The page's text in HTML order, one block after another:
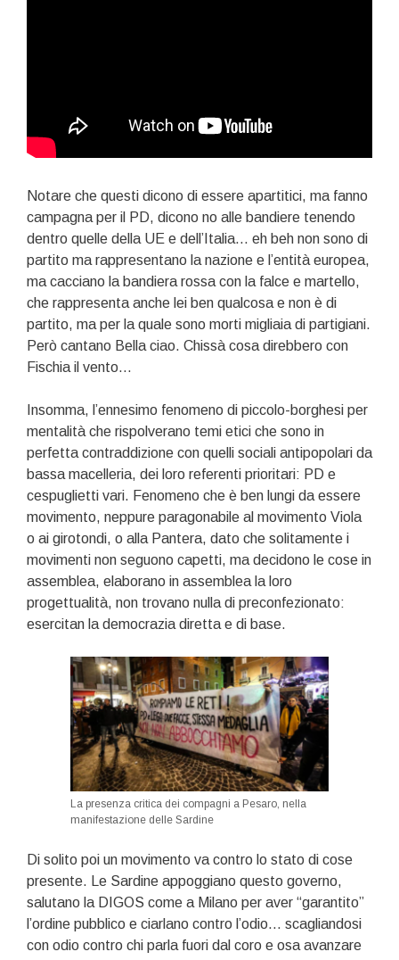
Notare che questi dicono di essere apartitici, ma fanno
campagna per il PD, dicono no alle bandiere tenendo
dentro quelle della UE e dell’Italia… eh beh non sono di
partito ma rappresentano la nazione e l’entità europea,
ma cacciano la bandiera rossa con la falce e martello,
che rappresenta anche lei ben qualcosa e non è di
partito, ma per la quale sono morti migliaia di partigiani.
Però cantano Bella ciao. Chissà cosa direbbero con
Fischia il vento…
Insomma, l’ennesimo fenomeno di piccolo-borghesi per
mentalità che rispolverano temi etici che sono in
perfetta contraddizione con quelli sociali antipopolari da
bassa macelleria, dei loro referenti prioritari: PD e
cespuglietti vari. Fenomeno che è ben lungi da essere
movimento, neppure paragonabile al movimento Viola
o ai girotondi, o alla Pantera, dato che solitamente i
movimenti non seguono capetti, ma decidono le cose in
assemblea, elaborano in assemblea la loro
progettualità, non trovano nulla di preconfezionato:
esercitan la democrazia diretta e di base.
La presenza critica dei compagni a Pesaro, nella
manifestazione delle Sardine
Di solito poi un movimento va contro lo stato di cose
presente. Le Sardine appoggiano questo governo,
salutano la DIGOS come a Milano per aver “garantito”
l’ordine pubblico e ciarlano contro l’odio… scagliandosi
con odio contro chi parla fuori dal coro e osa avanzare